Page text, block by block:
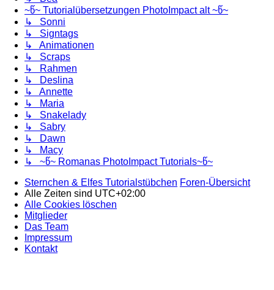
~წ~ Tutorialübersetzungen PhotoImpact alt ~წ~
↳ Sonni
↳ Signtags
↳ Animationen
↳ Scraps
↳ Rahmen
↳ Deslina
↳ Annette
↳ Maria
↳ Snakelady
↳ Sabry
↳ Dawn
↳ Macy
↳ ~წ~ Romanas PhotoImpact Tutorials~წ~
Sternchen & Elfes Tutorialstübchen Foren-Übersicht
Alle Zeiten sind UTC+02:00
Alle Cookies löschen
Mitglieder
Das Team
Impressum
Kontakt